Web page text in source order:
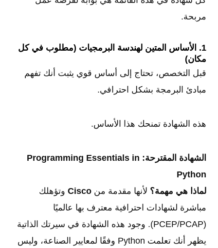
مربحة.
1. الأساس المتين لهندسة البرمجيات (مطلوب في كل
مكان)
قبل التخصص، تحتاج إلى أساس قوي يثبت أنك تفهم
مبادئ البرمجة بشكل احترافي.
هذه الشهادة تمنحك هذا الأساس.
الشهادة المقترحة: Programming Essentials in
Python
لماذا هي مهمة؟ لأنها مقدمة من Cisco وتؤهلك
مباشرة لشهادات احترافية معترف بها عالميًا
(PCEP/PCAP). وجود هذه الشهادة في سيرتك الذاتية
يظهر أنك تعلمت Python وفقًا لمعايير الصناعة، وليس